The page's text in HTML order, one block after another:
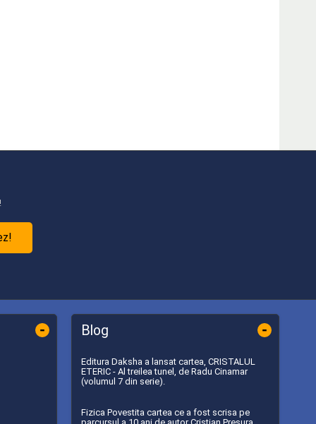
- Blog -
Editura Daksha a lansat cartea, CRISTALUL
ETERIC - Al treilea tunel, de Radu Cinamar
(volumul 7 din serie).
Fizica Povestita cartea ce a fost scrisa pe